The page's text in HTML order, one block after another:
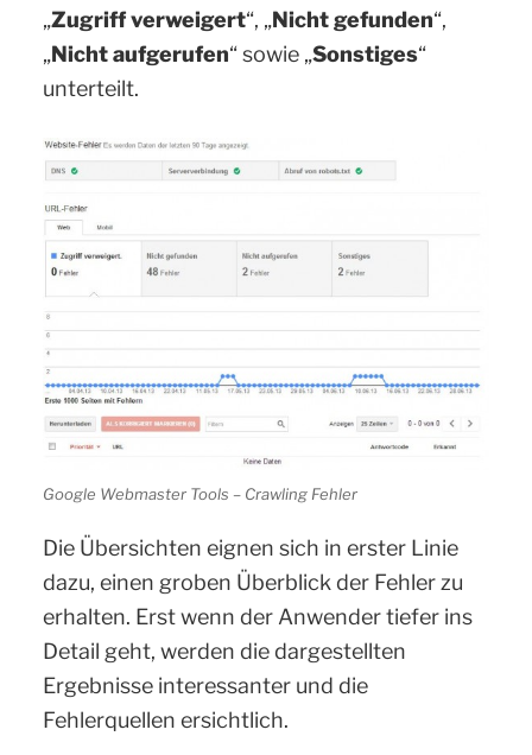
„Zugriff verweigert“, „Nicht gefunden“,
„Nicht aufgerufen“ sowie „Sonstiges“
unterteilt.
Google Webmaster Tools – Crawling Fehler
Die Übersichten eignen sich in erster Linie
dazu, einen groben Überblick der Fehler zu
erhalten. Erst wenn der Anwender tiefer ins
Detail geht, werden die dargestellten
Ergebnisse interessanter und die
Fehlerquellen ersichtlich.